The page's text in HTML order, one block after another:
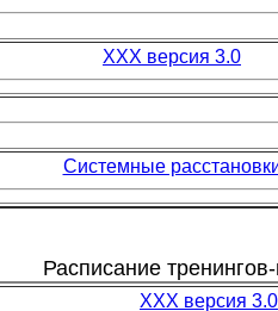
ХХХ версия 3.0
Системные
Расписание
ХХХ версия 3.0